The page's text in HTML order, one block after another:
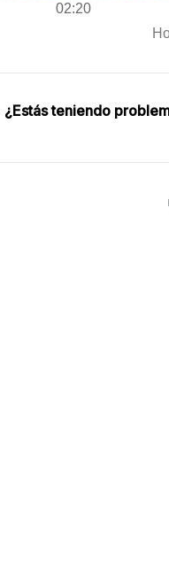
¿Estás teniendo